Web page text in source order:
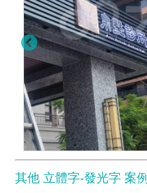
其他 立體字-發光字 案例